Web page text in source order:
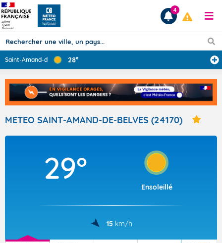
Prévisions
TOUS LES RÉSULTATS
Articles
4
Saint-Amand-de- ... 28°
METEO SAINT-AMAND-DE-BELVES (24170)
29°
Ensoleillé
15 km/h